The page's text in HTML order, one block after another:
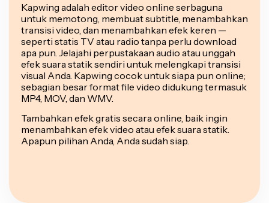
Kapwing adalah editor video online serbaguna
untuk memotong, membuat subtitle, menambahkan
transisi video, dan menambahkan efek keren —
seperti statis TV atau radio tanpa perlu download
apa pun. Jelajahi perpustakaan audio atau unggah
efek suara statik sendiri untuk melengkapi transisi
visual Anda. Kapwing cocok untuk siapa pun online;
sebagian besar format file video didukung termasuk
MP4, MOV, dan WMV.
Tambahkan efek gratis secara online, baik ingin
menambahkan efek video atau efek suara statik.
Apapun pilihan Anda, Anda sudah siap.